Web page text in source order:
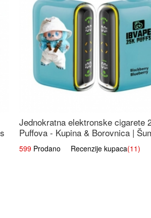
Jednokratna elektronske cigarete
Puffova - Kupina & Borovnica |
Voćna Mješavina
599Prodano Recenzije kupaca(11)